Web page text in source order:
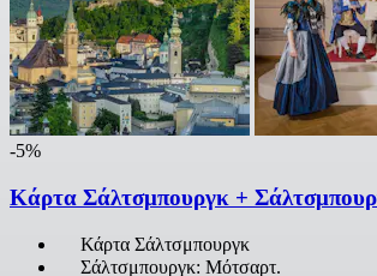
-5%
Κάρτα Σάλτσμπουργκ +
Κάρτα Σάλτσμπουργκ
Σάλτσμπουργκ: Μότσαρτ.